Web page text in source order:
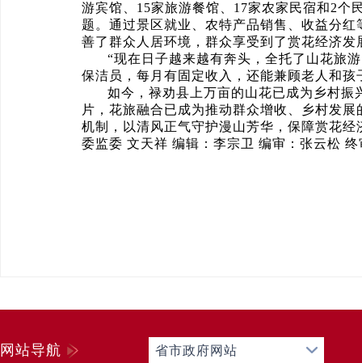
游宾馆、15家旅游餐馆、17家农家民宿和2个
题。通过景区就业、农特产品销售、收益分
善了群众人居环境，群众享受到了赏花经济
“现在日子越来越有奔头，全托了山花旅
保洁员，每月有固定收入，还能兼顾老人和孩
如今，禄劝县上万亩的山花已成为乡村
片，花旅融合已成为推动群众增收、乡村发
机制，以清风正气守护漫山芳华，保障赏花
委监委 文天祥 编辑：李宗卫 编审：张云松
网站导航 省市政府网站